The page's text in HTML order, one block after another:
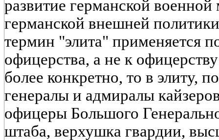
развитие германской
германской внешней
термин "элита" применяется
офицерства, а не к
более конкретно, то в элиту,
генералы и адмиралы
офицеры Большого
штаба, верхушка гвардии,